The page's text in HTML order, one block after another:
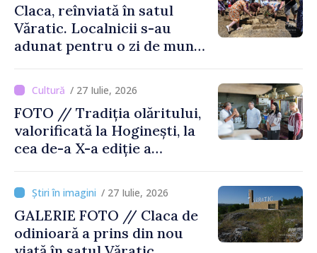
Claca, reînviată în satul
Văratic. Localnicii s-au
adunat pentru o zi de muncă
/ 27 Iulie, 2026
FOTO // Tradiția olăritului,
valorificată la Hoginești, la
cea de-a X-a ediție a
Vasile Gonciari”
/ 27 Iulie, 2026
GALERIE FOTO // Claca de
odinioară a prins din nou